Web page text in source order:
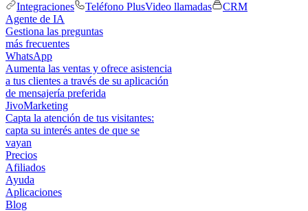
Integraciones
Teléfono PlusVideo llamadas
CRM
Agente de IA
Gestiona las preguntas
más frecuentes
WhatsApp
Aumenta las ventas y ofrece asistencia
a tus clientes a través de su aplicación
de mensajería preferida
JivoMarketing
Capta la atención de tus visitantes:
capta su interés antes de que se
vayan
Precios
Afiliados
Ayuda
Aplicaciones
Blog